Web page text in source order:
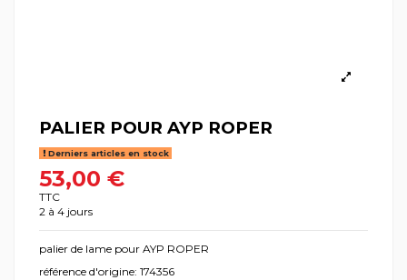
PALIER POUR AYP ROPER
Derniers articles en stock
53,00 €
TTC
2 à 4 jours
palier de lame pour AYP ROPER
référence d'origine: 174356